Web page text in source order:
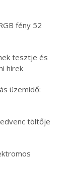
fény 52
tesztje és
hírek
üzemidő:
töltője